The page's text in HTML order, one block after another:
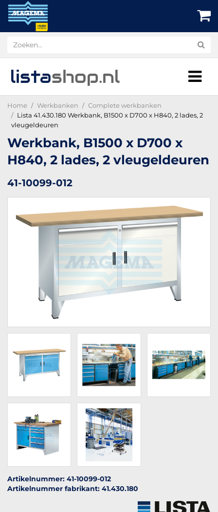
listashop.nl
Home Werkbanken
Complete werkbanken
Lista 41.430.180 Werkbank, B1500 x D700 x H840, 2 lades, 2
vleugeldeuren
Werkbank, B1500 x D700 x
H840, 2 lades, 2 vleugeldeuren
41-10099-012
Artikelnummer: 41-10099-012
Artikelnummer fabrikant: 41.430.180